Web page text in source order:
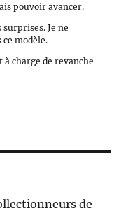
pouvoir avancer.
surprises. Je ne
ce modèle.
à charge de revanche
de